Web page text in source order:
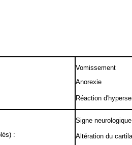
Vomissement
Anorexie
Réaction
:
Signe
Altération du